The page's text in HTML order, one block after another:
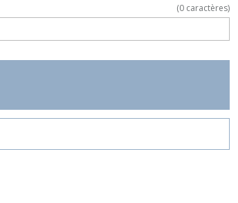
(0 caractères)